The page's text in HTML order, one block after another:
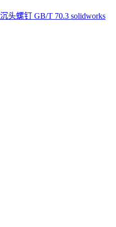
头螺钉 GB/T 70.3 solidworks